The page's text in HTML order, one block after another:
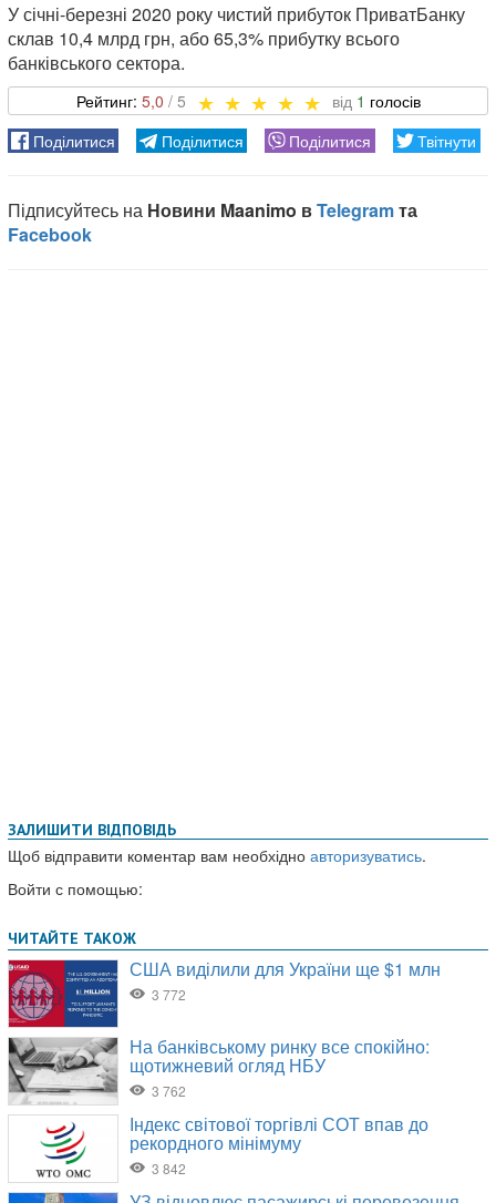
У січні-березні 2020 року чистий прибуток ПриватБанку
склав 10,4 млрд грн, або 65,3% прибутку всього
банківського сектора.
5,0 1
ЗАЛИШИТИ ВІДПОВІДЬ
Щоб відправити коментар вам необхідно авторизуватись.
Войти с помощью: